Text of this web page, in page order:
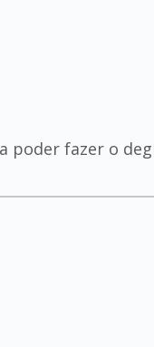
poder fazer o